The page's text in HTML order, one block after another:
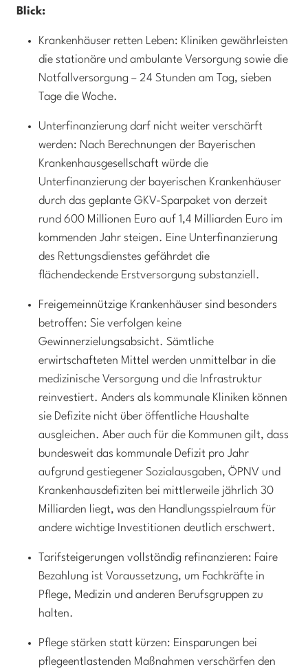
Blick:
Krankenhäuser retten Leben: Kliniken gewährleisten
die stationäre und ambulante Versorgung sowie die
Notfallversorgung – 24 Stunden am Tag, sieben
Tage die Woche.
Unterfinanzierung darf nicht weiter verschärft
werden: Nach Berechnungen der Bayerischen
Krankenhausgesellschaft würde die
Unterfinanzierung der bayerischen Krankenhäuser
durch das geplante GKV-Sparpaket von derzeit
rund 600 Millionen Euro auf 1,4 Milliarden Euro im
kommenden Jahr steigen. Eine Unterfinanzierung
des Rettungsdienstes gefährdet die
flächendeckende Erstversorgung substanziell.
Freigemeinnützige Krankenhäuser sind besonders
betroffen: Sie verfolgen keine
Gewinnerzielungsabsicht. Sämtliche
erwirtschafteten Mittel werden unmittelbar in die
medizinische Versorgung und die Infrastruktur
reinvestiert. Anders als kommunale Kliniken können
sie Defizite nicht über öffentliche Haushalte
ausgleichen. Aber auch für die Kommunen gilt, dass
bundesweit das kommunale Defizit pro Jahr
aufgrund gestiegener Sozialausgaben, ÖPNV und
Krankenhausdefiziten bei mittlerweile jährlich 30
Milliarden liegt, was den Handlungsspielraum für
andere wichtige Investitionen deutlich erschwert.
Tarifsteigerungen vollständig refinanzieren: Faire
Bezahlung ist Voraussetzung, um Fachkräfte in
Pflege, Medizin und anderen Berufsgruppen zu
halten.
Pflege stärken statt kürzen: Einsparungen bei
pflegeentlastenden Maßnahmen verschärfen den